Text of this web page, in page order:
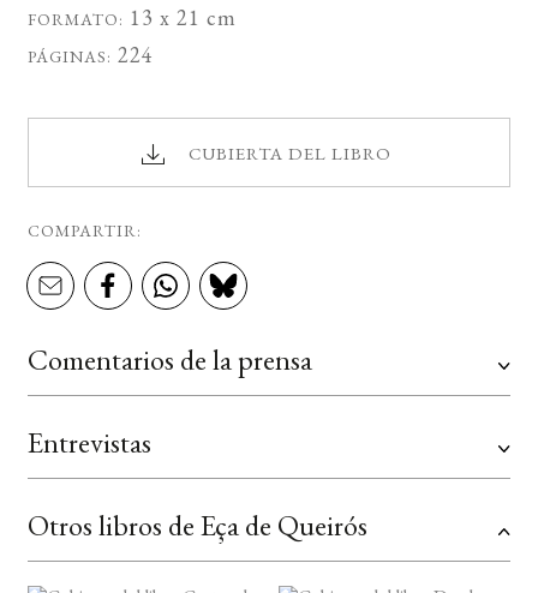
FORMATO: 13 x 21 cm
PÁGINAS: 224
CUBIERTA DEL LIBRO
COMPARTIR:
Comentarios de la prensa
Entrevistas
Otros libros de Eça de Queirós